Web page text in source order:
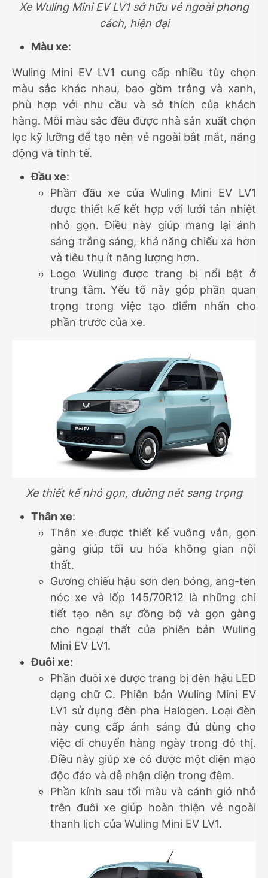
Xe Wuling Mini EV LV1 sở hữu vẻ ngoài phong
cách, hiện đại
Màu xe:
Wuling Mini EV LV1 cung cấp nhiều tùy chọn
màu sắc khác nhau, bao gồm trắng và xanh,
phù hợp với nhu cầu và sở thích của khách
hàng. Mỗi màu sắc đều được nhà sản xuất chọn
lọc kỹ lưỡng để tạo nên vẻ ngoài bắt mắt, năng
động và tinh tế.
Đầu xe:
Phần đầu xe của Wuling Mini EV LV1
được thiết kế kết hợp với lưới tản nhiệt
nhỏ gọn. Điều này giúp mang lại ánh
sáng trắng sáng, khả năng chiếu xa hơn
và tiêu thụ ít năng lượng hơn.
Logo Wuling được trang bị nổi bật ở
trung tâm. Yếu tố này góp phần quan
trọng trong việc tạo điểm nhấn cho
phần trước của xe.
Xe thiết kế nhỏ gọn, đường nét sang trọng
Thân xe:
Thân xe được thiết kế vuông vắn, gọn
gàng giúp tối ưu hóa không gian nội
thất.
Gương chiếu hậu sơn đen bóng, ang-ten
nóc xe và lốp 145/70R12 là những chi
tiết tạo nên sự đồng bộ và gọn gàng
cho ngoại thất của phiên bản Wuling
Mini EV LV1.
Đuôi xe:
Phần đuôi xe được trang bị đèn hậu LED
dạng chữ C. Phiên bản Wuling Mini EV
LV1 sử dụng đèn pha Halogen. Loại đèn
này cung cấp ánh sáng đủ dùng cho
việc di chuyển hàng ngày trong đô thị.
Điều này giúp xe có được một diện mạo
độc đáo và dễ nhận diện trong đêm.
Phần kính sau tối màu và cánh gió nhỏ
trên đuôi xe giúp hoàn thiện vẻ ngoài
thanh lịch của Wuling Mini EV LV1.